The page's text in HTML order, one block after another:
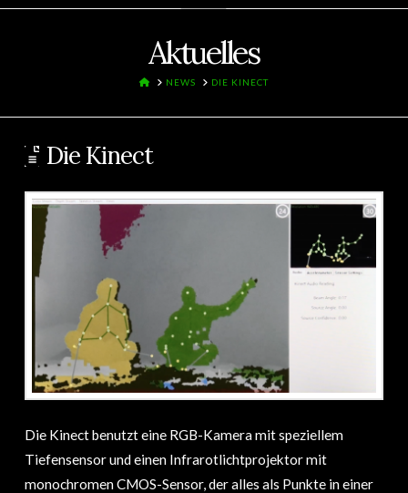
Aktuelles
HOMENEWS DIE KINECT
Die Kinect
Die Kinect benutzt eine RGB-Kamera mit speziellem
Tiefensensor und einen Infrarotlichtprojektor mit
monochromen CMOS-Sensor, der alles als Punkte in einer